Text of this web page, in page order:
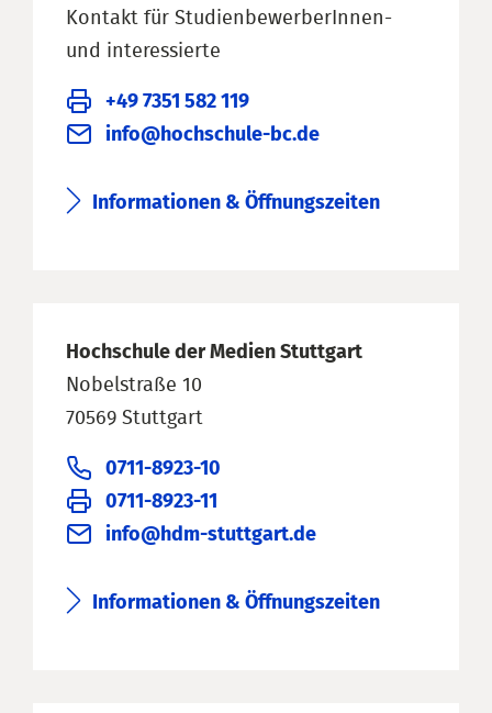
Kontakt für StudienbewerberInnen-
und interessierte
+49 7351 582 119
info@hochschule-bc.de
Informationen & Öffnungszeiten
Hochschule der Medien Stuttgart
Nobelstraße 10
70569 Stuttgart
0711-8923-10
0711-8923-11
info@hdm-stuttgart.de
Informationen & Öffnungszeiten